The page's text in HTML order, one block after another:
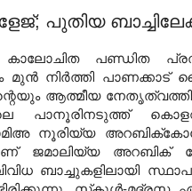
പുതിയ
പണ്ഡിത
നിര്‍ത്തി പാണക്കാട്‌
ആത്മീയ
പാനൂരിനടുത്ത്‌
ജാമിഅ നൂരിയ്യ
ജമാലിയ്യ അറബിക്
ബാച്ചുകളിലായി